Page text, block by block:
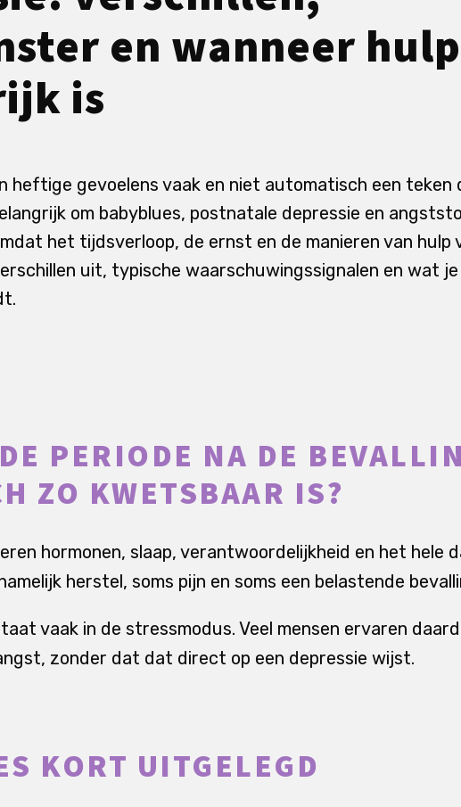
en wanneer hulp
is
heftige gevoelens vaak en niet automatisch een teken
om babyblues, postnatale depressie en
het tijdsverloop, de ernst en de manieren van hulp
uit, typische waarschuwingssignalen en wat
PERIODE NA DE
ZO KWETSBAAR IS?
hormonen, slaap, verantwoordelijkheid en het hele
herstel, soms pijn en soms een belastende
vaak in de stressmodus. Veel mensen ervaren
zonder dat dat direct op een depressie wijst.
KORT UITGELEGD